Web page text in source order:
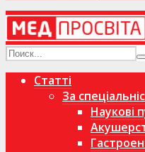
Статті
За
Наукові